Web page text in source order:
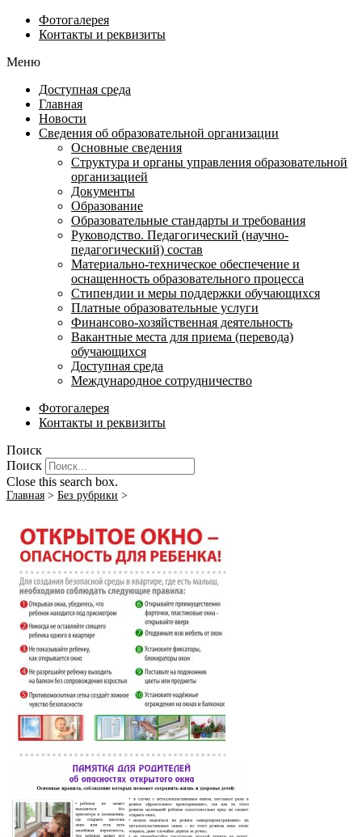
Фотогалерея
Контакты и реквизиты
Меню
Доступная среда
Главная
Новости
Сведения об образовательной организации
Основные сведения
Структура и органы управления образовательной
организацией
Документы
Образование
Образовательные стандарты и требования
Руководство. Педагогический (научно-
педагогический) состав
Материально-техническое обеспечение и
оснащенность образовательного процесса
Стипендии и меры поддержки обучающихся
Платные образовательные услуги
Финансово-хозяйственная деятельность
Вакантные места для приема (перевода)
обучающихся
Доступная среда
Международное сотрудничество
Фотогалерея
Контакты и реквизиты
Поиск
Поиск
Close this search box.
Главная > Без рубрики >